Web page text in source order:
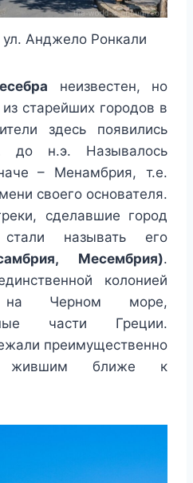
Анджело Ронкали
неизвестен, но
старейших городов в
здесь появились
н.э. Называлось
– Менамбрия, т.е.
своего основателя.
сделавшие город
называть его
Месембрия).
колонией
на Черном море,
части Греции.
преимущественно
жившим ближе к